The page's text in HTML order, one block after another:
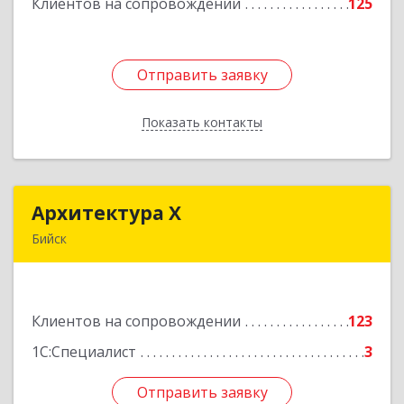
Отправить заявку
Показать контакты
Подробнее
Отправить заявку
Назад
Архитектура Х
Бийск
Клиентов на сопровождении
123
1С:Специалист
3
Отправить заявку
Подробнее
Отправить заявку